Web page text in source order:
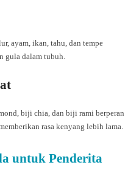
ayam, ikan, tahu, dan tempe
gula dalam tubuh.
biji chia, dan biji rami berperan
rasa kenyang lebih lama.
untuk Penderita